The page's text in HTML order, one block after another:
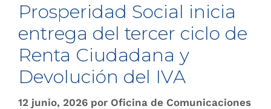
Prosperidad Social inicia
entrega del tercer ciclo de
Renta Ciudadana y
Devolución del IVA
12 junio, 2026 por Oficina de Comunicaciones